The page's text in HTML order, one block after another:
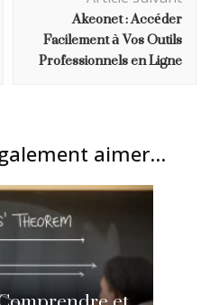
Akeonet : Accéder
Facilement à Vos Outils
Professionnels en Ligne
aimer...